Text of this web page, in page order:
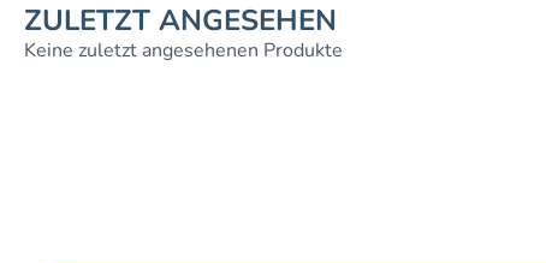
ZULETZT ANGESEHEN
Keine zuletzt angesehenen Produkte